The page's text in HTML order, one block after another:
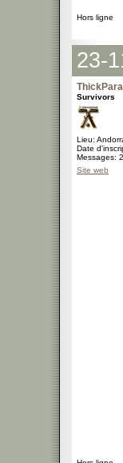
Hors ligne
23-
Survivors
Lieu:
Date
Messages:
Site web